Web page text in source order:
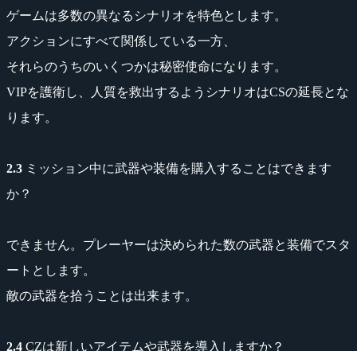
ゲームは多数の異なるシナリオを特色とします。
アクションにすべて関係している一方、
それらのうちのいくつかは秘密使命になります。
VIPを護衛し、人質を救出するようシナリオはCSの延長とな
ります。
2.3 ミッション中に武器や装備を購入することはできます
か？
できません。プレーヤーは決められた数の武器と装備でスタ
ートとします。
敵の武器を拾うことは出来ます。
2.4 CZは新しいアイテムや武器を導入しますか？